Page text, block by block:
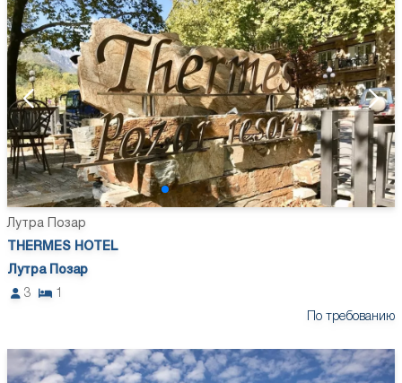
Лутра Позар
THERMES HOTEL
Лутра Позар
3
1
По требованию